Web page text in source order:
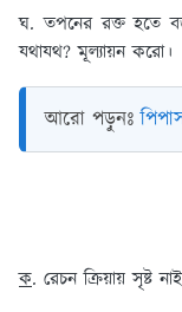
ঘ. তপনের রক্ত হতে
যথাযথ? মূল্যায়ন করো।
আরো পড়ুনঃ
ক. রেচন ক্রিয়ায় সৃষ্ট